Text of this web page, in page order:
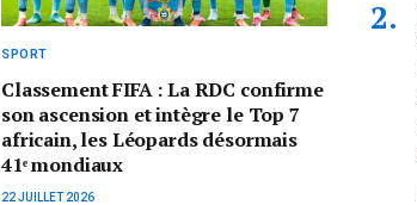
SPORT
Classement FIFA : La RDC confirme
son ascension et intègre le Top 7
africain, les Léopards désormais
41ᵉ mondiaux
22 JUILLET 2026